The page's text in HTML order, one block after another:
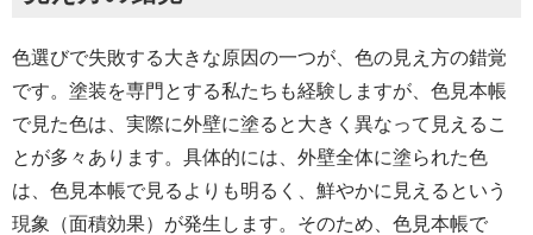
色選びで失敗する大きな原因の一つが、色の見え方の錯覚
です。塗装を専門とする私たちも経験しますが、色見本帳
で見た色は、実際に外壁に塗ると大きく異なって見えるこ
とが多々あります。具体的には、外壁全体に塗られた色
は、色見本帳で見るよりも明るく、鮮やかに見えるという
現象（面積効果）が発生します。そのため、色見本帳で